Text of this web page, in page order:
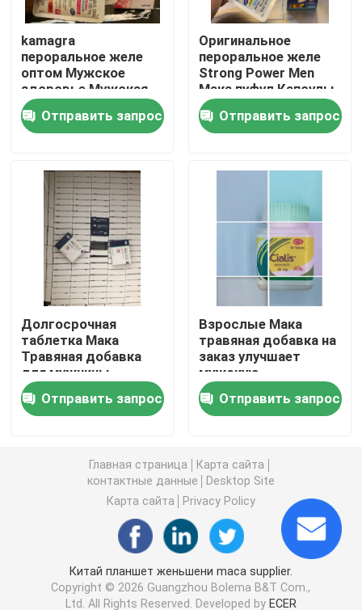
Проверка качества
Свяжитесь мы
Спросите цитату
Дополнения людей травяные
Дополнение Maca травяное
Дополнения женщин травяные
Дополнение груди травяное
Травяные капсулы для увеличения веса
Женское повышение Gummies
Коллаген забеливая капсулу
Витамин Gummies биотина
kamagra
пероральное желе
оптом Мужское
здоровье Мужская
добавка Острицы
таблетки
Отправить запрос
Оригинальное
пероральное желе
Strong Power Men
Мака пуфул Капсулы
kamagra
Отправить запрос
Долгосрочная
таблетка Мака
Травяная добавка
для мужчины
Травяные таблетки
Отправить запрос
Взрослые Мака
травяная добавка на
заказ улучшает
мужскую
функциональность
таблетки силы
Отправить запрос
Главная страница
Карта сайта
контактные данные
Desktop Site
Карта сайта
Privacy Policy
Китай планшет женьшени maca supplier.
Copyright © 2026 Guangzhou Bolema B&T Com.,
Ltd. All Rights Reserved. Developed by ECER